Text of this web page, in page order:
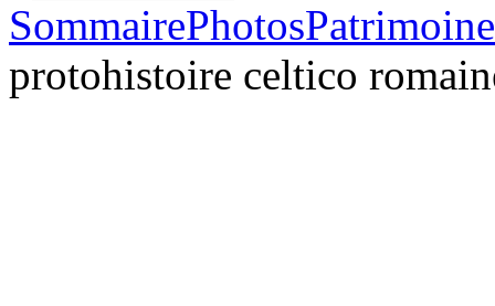
SommairePhotos
protohistoire celtico